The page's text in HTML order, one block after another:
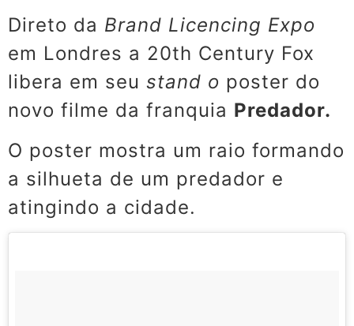
Direto da Brand Licencing Expo
em Londres a 20th Century Fox
libera em seu stand o poster do
novo filme da franquia Predador.
O poster mostra um raio formando
a silhueta de um predador e
atingindo a cidade.